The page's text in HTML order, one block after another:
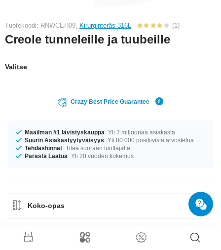
Tuotekoodi: RNWCEH09, Kirurginteräs 316L (1)
Creole tunneleille ja tuubeille
Valitse
Crazy Best Price Guarantee
Maailman #1 lävistyskauppa Yli 7 miljoonaa asiakasta
Suurin Asiakastyytyväisyys Yli 80 000 positiivista arvostelua
Tehdashinnat Tilaa suoraan tuottajalta
Parasta Laatua Yli 20 vuoden kokemus
Koko-opas
Materiaaliohje